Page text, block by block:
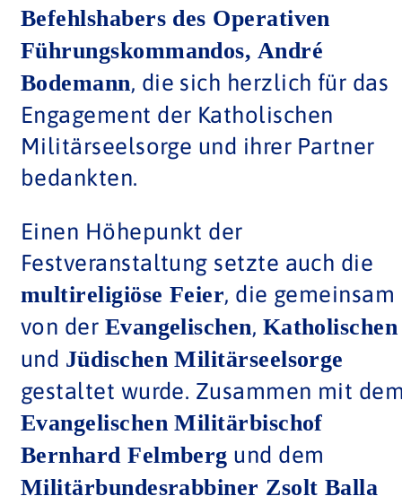
Befehlshabers des Operativen
Führungskommandos, André
Bodemann, die sich herzlich für das
Engagement der Katholischen
Militärseelsorge und ihrer Partner
bedankten.
Einen Höhepunkt der
Festveranstaltung setzte auch die
multireligiöse Feier, die gemeinsam
von der Evangelischen, Katholischen
und Jüdischen Militärseelsorge
gestaltet wurde. Zusammen mit
Evangelischen Militärbischof
Bernhard Felmberg und dem
Militärbundesrabbiner Zsolt Balla